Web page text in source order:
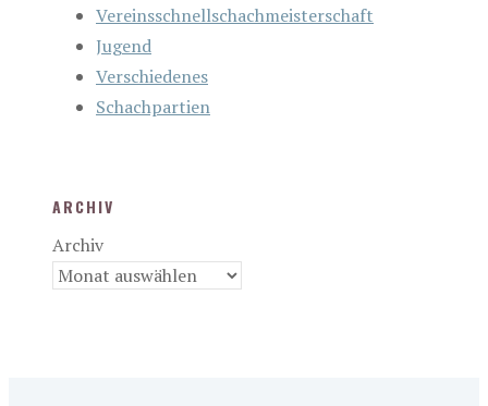
Vereinsschnellschachmeisterschaft
Jugend
Verschiedenes
Schachpartien
ARCHIV
Archiv